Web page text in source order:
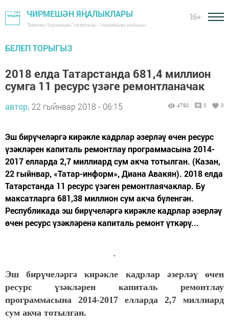
ЧИРМЕШӘН ЯҢАЛЫКЛАРЫ
"Безнең Чирмешән" газетасы - Чирмешән районы
16+
БЕЛЕП ТОРЫГЫЗ
2018 елда Татарстанда 681,4 миллион
сумга 11 ресурс үзәге ремонтланачак
автор, 22 гыйнвар 2018 - 06:15 4792 0 0
Эш бирүчеләргә кирәкле кадрлар әзерләү өчен ресурс
үзәкләрен капиталь ремонтлау программасына 2014-
2017 елларда 2,7 миллиард сум акча тотылган. (Казан,
22 гыйнвар, «Татар-информ», Диана Авакян). 2018 елда
Татарстанда 11 ресурс үзәген ремонтлаячаклар. Бу
максатларга 681,38 миллион сум акча бүленгән.
Республикада эш бирүчеләргә кирәкле кадрлар әзерләү
өчен ресурс үзәкләренә капиталь ремонт үткәрү...
Эш бирүчеләргә кирәкле кадрлар әзерләү өчен
ресурс үзәкләрен капиталь ремонтлау
программасына 2014-2017 елларда 2,7 миллиард
сум акча тотылган.